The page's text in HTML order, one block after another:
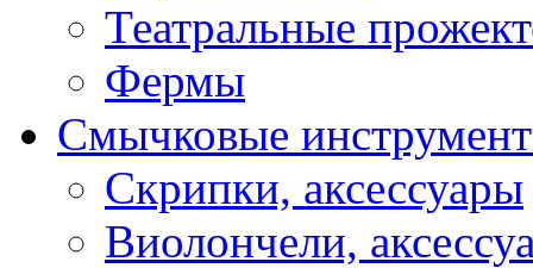
Театральные
Фермы
Смычковые
Скрипки, аксессуары
Виолончели,